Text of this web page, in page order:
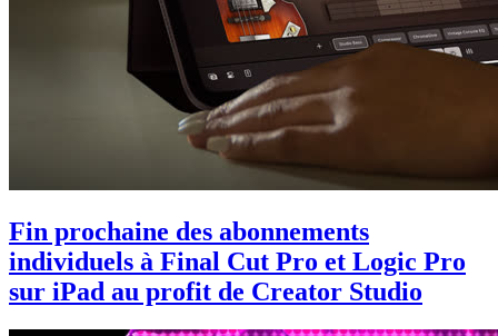
Fin prochaine des abonnements
individuels à Final Cut Pro et Logic Pro
sur iPad au profit de Creator Studio